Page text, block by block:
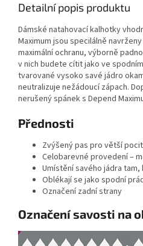
Detailní popis produktu
Dámské natahovací kalhotky
Maximum jsou specilálně
maximální ochranu, výborně
v nich budete cítit jako ve
tvarované vysoko savé jádro
neutralizuje nežádoucí zápach.
nerušený spánek s Depend
Přednosti
Zvýšený pas pro větší
Celobarevné provedení –
Umístění savého jádra
Oblékají se jako spodní
Označení zadní strany
Označení savosti na